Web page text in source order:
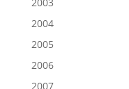
2004
2005
2006
2007